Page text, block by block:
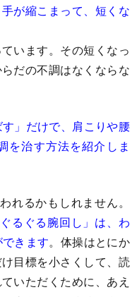
が縮こまって、短くな
います。その短くなっ
だの不調はなくならな
す」だけで、肩こりや腰
を治す方法を紹介しま
れるかもしれません。
るぐる腕回し」は、わ
きます。体操はとにか
目標を小さくして、読
いただくために、あえ